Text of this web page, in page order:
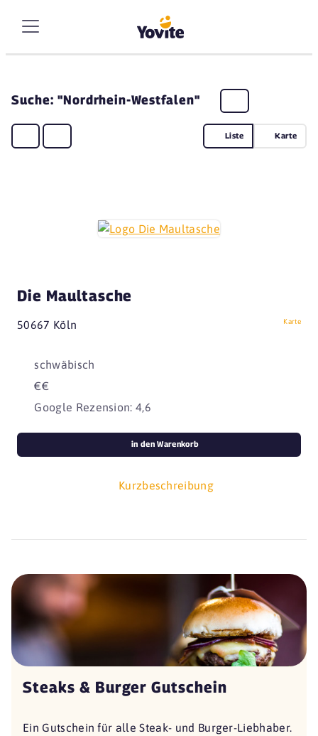
Suche: "Nordrhein-Westfalen"
Liste Karte
Die Maultasche
50667 Köln Karte
schwäbisch
€€
Google Rezension: 4,6
Kurzbeschreibung
in den Warenkorb
Steaks & Burger Gutschein
Ein Gutschein für alle Steak- und Burger-Liebhaber.